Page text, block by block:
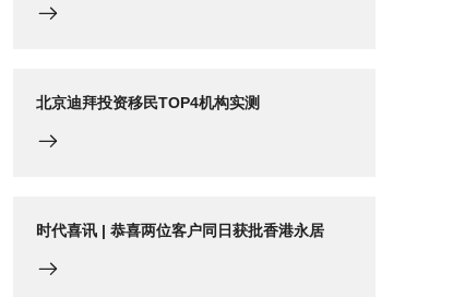
北京迪拜投资移民TOP4机构实测
时代喜讯 | 恭喜两位客户同日获批香港永居